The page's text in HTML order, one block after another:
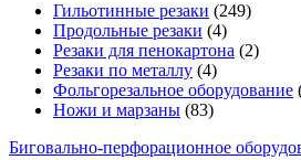
Гильотинные резаки (249)
Продольные резаки (4)
Резаки для пенокартона (2)
Резаки по металлу (4)
Фольгорезальное оборудование
Ножи и марзаны (83)
Биговально-перфорационное